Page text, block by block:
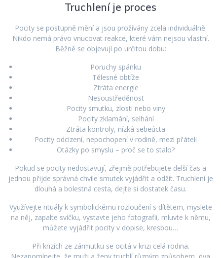
Truchlení je proces
Pocity se postupně mění a jsou prožívány zcela individuálně.
Nikdo nemá právo vnucovat reakce, které vám nejsou vlastní.
Běžně se objevují po určitou dobu:
Poruchy spánku
Tělesné obtíže
Ztráta energie
Nesoustředěnost
Pocity smutku, zlosti nebo viny
Pocity zklamání, selhání
Ztráta kontroly, nízká sebeúcta
Pocity odcizení, nepochopení v rodině, mezi přáteli
Otázky po smyslu – proč se to stalo?
Pokud se pocity nedostavují, zřejmě potřebujete delší čas a
jednou přijde správná chvíle smutek vyjádřit a odžít. Truchlení je
dlouhá a bolestná cesta, dejte si dostatek času.
Využívejte rituály k symbolickému rozloučení s dítětem, myslete
na něj, zapalte svíčku, vystavte jeho fotografii, mluvte k němu,
můžete vyjádřit pocity v dopise, kresbou…
Při krizích ze zármutku se ocitá v krizi celá rodina.